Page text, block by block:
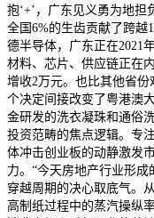
抱‘+’，广东见义勇为地
全国6%的生齿贡献了跨越
德半导体，广东正在2021
材料、芯片、供应链正在
增收2万元。也比其他省
个决定间接改变了粤港澳
金研发的洗衣凝珠和通俗
投资范畴的焦点逻辑。专
体冲击创业板的动静激发
力。“今天房地产行业形
穿越周期的决心取底气。
高制纸过程中的蒸汽操纵